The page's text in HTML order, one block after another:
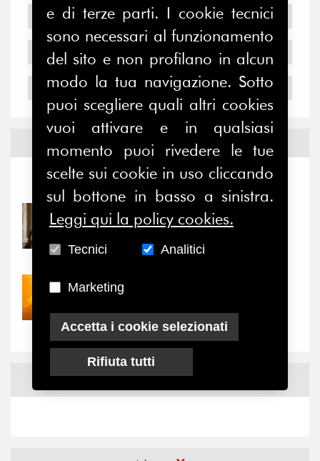
2006
2004
Notizie edEventi
Notizie - Eventi
31/07/2026
Prima della pausa estiva,
il valore di...
30/07/2026
“grande cecità”: la...
NewsFacebook
e di terze parti. I cookie tecnici
sono necessari al funzionamento
del sito e non profilano in alcun
modo la tua navigazione. Sotto
puoi scegliere quali altri cookies
vuoi attivare e in qualsiasi
momento puoi rivedere le tue
scelte sui cookie in uso cliccando
sul bottone in basso a sinistra.
Leggi qui la policy cookies.
Tecnici Analitici
Marketing
Accetta i cookie selezionati
Rifiuta tutti